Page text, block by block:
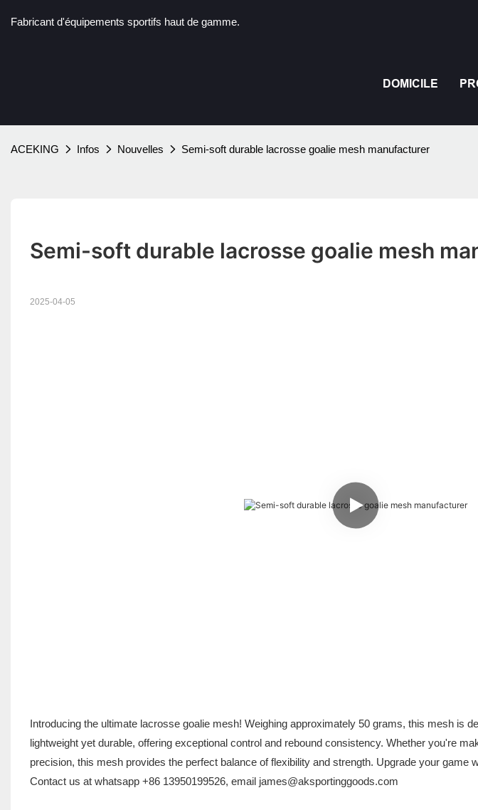
Fabricant d'équipements sportifs haut de gamme.
DOMICILE
ACEKING Infos Nouvelles Semi-soft durable lacrosse goalie mesh manufacturer
Semi-soft durable lacrosse goalie mesh
2025-04-05
Introducing the ultimate lacrosse goalie mesh! Weighing approximately 50 grams, this mesh is
lightweight yet durable, offering exceptional control and rebound consistency. Whether you're
precision, this mesh provides the perfect balance of flexibility and strength. Upgrade your game
Contact us at whatsapp +86 13950199526, email james@aksportinggoods.com